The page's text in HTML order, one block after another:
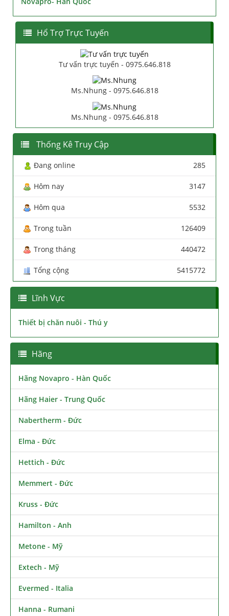
Hổ Trợ Trực Tuyến
Tư vấn trực tuyến - 0975.646.818
Ms.Nhung - 0975.646.818
Ms.Nhung - 0975.646.818
Thống Kê Truy Cập
Đang online 285
Hôm nay 3147
Hôm qua 5532
Trong tuần 126409
Trong tháng 440472
Tổng cộng 5415772
Lĩnh Vực
Thiết bị chăn nuôi - Thú y
Hãng
Hãng Novapro - Hàn Quốc
Hãng Haier - Trung Quốc
Nabertherm - Đức
Elma - Đức
Hettich - Đức
Memmert - Đức
Kruss - Đức
Hamilton - Anh
Metone - Mỹ
Extech - Mỹ
Evermed - Italia
Hanna - Rumani